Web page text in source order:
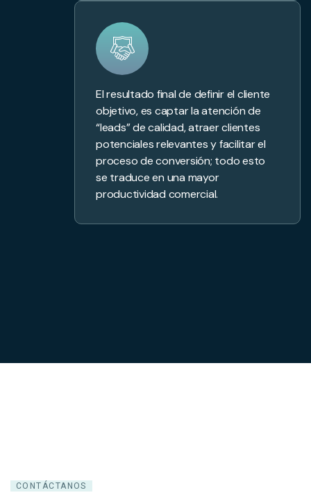
El resultado final de definir el cliente
objetivo, es captar la atención de
“leads” de calidad, atraer clientes
potenciales relevantes y facilitar el
proceso de conversión; todo esto
se traduce en una mayor
productividad comercial.
CONTÁCTANOS